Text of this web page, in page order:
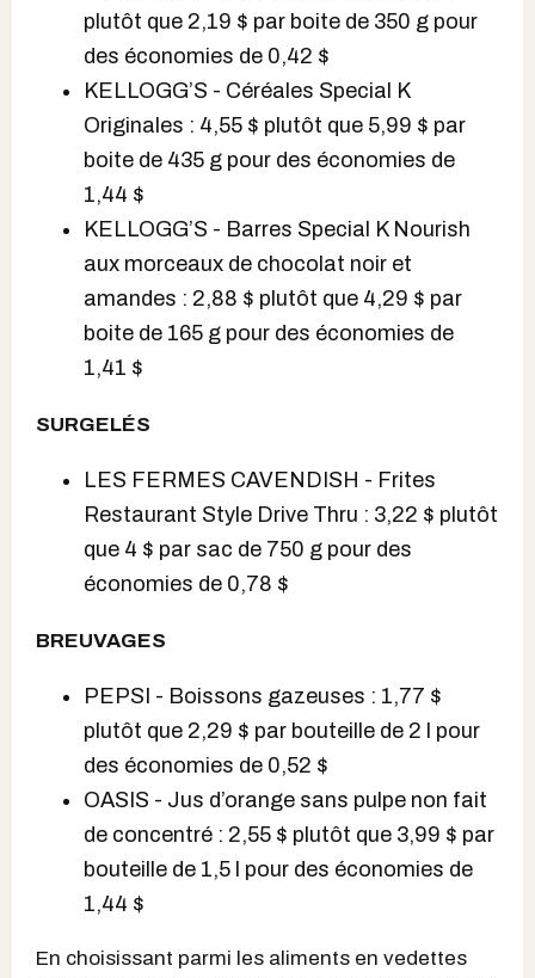
plutôt que 2,19 $ par boite de 350 g pour
des économies de 0,42 $
KELLOGG’S - Céréales Special K
Originales : 4,55 $ plutôt que 5,99 $ par
boite de 435 g pour des économies de
1,44 $
KELLOGG’S - Barres Special K Nourish
aux morceaux de chocolat noir et
amandes : 2,88 $ plutôt que 4,29 $ par
boite de 165 g pour des économies de
1,41 $
SURGELÉS
LES FERMES CAVENDISH - Frites
Restaurant Style Drive Thru : 3,22 $ plutôt
que 4 $ par sac de 750 g pour des
économies de 0,78 $
BREUVAGES
PEPSI - Boissons gazeuses : 1,77 $
plutôt que 2,29 $ par bouteille de 2 l pour
des économies de 0,52 $
OASIS - Jus d’orange sans pulpe non fait
de concentré : 2,55 $ plutôt que 3,99 $ par
bouteille de 1,5 l pour des économies de
1,44 $
En choisissant parmi les aliments en vedettes